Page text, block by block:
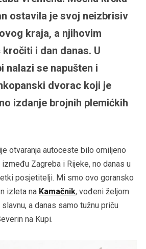
ostavila je svoj neizbrisiv
kraja, a njihovim
i dan danas. U
nalazi se napušten i
dvorac koji je
izdanje brojnih plemićkih
otvaranja autoceste bilo omiljeno
Zagreba i Rijeke, no danas u
posjetitelji. Mi smo ovo goransko
izleta na Kamačnik, vođeni željom
a danas samo tužnu priču
na Kupi.